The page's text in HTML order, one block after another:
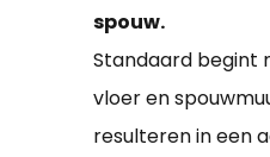
spouw.
Standaard begint
vloer en
resulteren in een